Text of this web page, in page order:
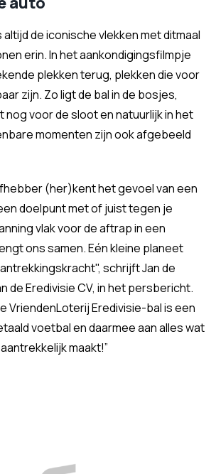
de iconische vlekken met ditmaal
erin. In het aankondigingsfilmpje
plekken terug, plekken die voor
zijn. Zo ligt de bal in de bosjes,
nog voor de sloot en natuurlijk in het
momenten zijn ook afgebeeld
(her)kent het gevoel van een
doelpunt met of juist tegen je
vlak voor de aftrap in een
ons samen. Eén kleine planeet
schrijft Jan de
de Eredivisie CV, in het persbericht.
VriendenLoterij Eredivisie-bal is een
voetbal en daarmee aan alles wat
maakt!”